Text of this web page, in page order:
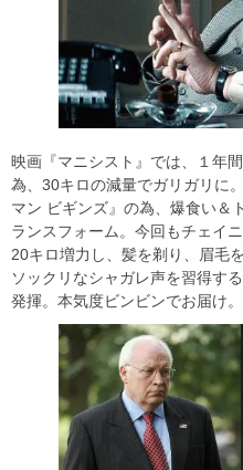
映画『マニシスト』では、１年
為、30キロの減量でガリガリに
マン ビギンズ』の為、爆食い＆
ランスフォーム。今回もチェイ
20キロ増力し、髪を剃り、眉毛
ソックリなシャガレ声を習得す
発揮。本気度ビンビンでお届け。